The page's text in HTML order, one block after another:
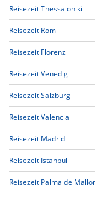
Reisezeit Thessaloniki
Reisezeit Rom
Reisezeit Florenz
Reisezeit Venedig
Reisezeit Salzburg
Reisezeit Valencia
Reisezeit Madrid
Reisezeit Istanbul
Reisezeit Palma de